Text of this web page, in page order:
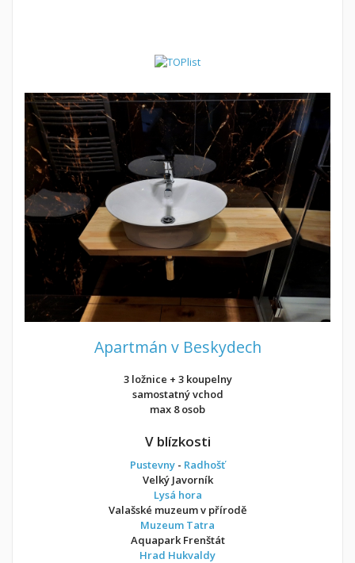
Apartmán v Beskydech
3 ložnice + 3 koupelny
samostatný vchod
max 8 osob
V blízkosti
Pustevny - Radhošť
Velký Javorník
Lysá hora
Valašské muzeum v přírodě
Muzeum Tatra
Aquapark Frenštát
Hrad Hukvaldy